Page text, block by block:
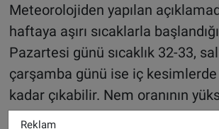
Meteorolojiden yapılan
haftaya aşırı sıcaklarla
Pazartesi günü sıcaklık 32-33,
çarşamba günü ise iç
kadar çıkabilir. Nem oranının
birlikte hissedilen sıcaklık daha
Reklam